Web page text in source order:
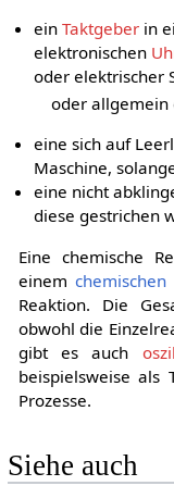
einTaktgeber in
elektronischen
oder elektrischer
oder allgemein
eine sich auf
Maschine,
eine nicht
diese gestrichen
Eine chemische
einemchemischen
Reaktion. Die
obwohl die
gibt es auch
beispielsweise als
Prozesse.
Siehe auch